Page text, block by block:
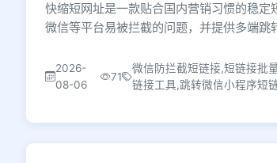
快缩短网址是一款贴合国内营销习惯的稳
微信等平台易被拦截的问题，并提供多端跳
2026-
08-06
71
微信防拦截短链接,短链接批
链接工具,跳转微信小程序短